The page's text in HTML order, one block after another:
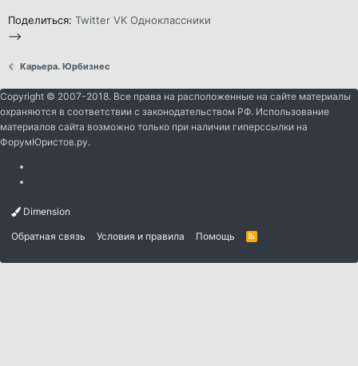
Поделиться: Twitter VK Одноклассники
-->
Карьера. Юрбизнес
Copyright © 2007-2018. Все права на расположенные на сайте материалы
охраняются в соответствии с законодательством РФ. Использование
материалов сайта возможно только при наличии гиперссылки на
ФорумЮристов.ру.
Dimension
Обратная связь Условия и правила Помощь